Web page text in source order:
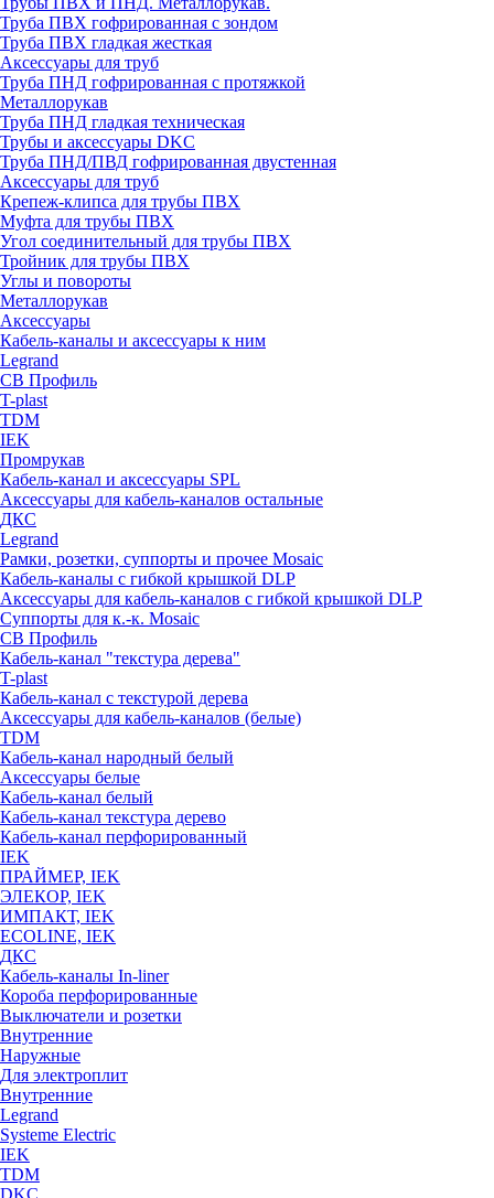
Труба ПВХ гофрированная с зондом
Труба ПВХ гладкая жесткая
Аксессуары для труб
Труба ПНД гофрированная с протяжкой
Металлорукав
Труба ПНД гладкая техническая
Трубы и аксессуары DKC
Труба ПНД/ПВД гофрированная двустенная
Аксессуары для труб
Крепеж-клипса для трубы ПВХ
Муфта для трубы ПВХ
Угол соединительный для трубы ПВХ
Тройник для трубы ПВХ
Углы и повороты
Металлорукав
Аксессуары
Кабель-каналы и аксессуары к ним
Legrand
СВ Профиль
T-plast
TDM
IEK
Промрукав
Кабель-канал и аксессуары SPL
Аксессуары для кабель-каналов остальные
ДКС
Legrand
Рамки, розетки, суппорты и прочее Mosaic
Кабель-каналы с гибкой крышкой DLP
Аксессуары для кабель-каналов с гибкой крышкой DLP
Суппорты для к.-к. Mosaic
СВ Профиль
Кабель-канал "текстура дерева"
T-plast
Кабель-канал с текстурой дерева
Аксессуары для кабель-каналов (белые)
TDM
Кабель-канал народный белый
Аксессуары белые
Кабель-канал белый
Кабель-канал текстура дерево
Кабель-канал перфорированный
IEK
ПРАЙМЕР, IEK
ЭЛЕКОР, IEK
ИМПАКТ, IEK
ECOLINE, IEK
ДКС
Кабель-каналы In-liner
Короба перфорированные
Выключатели и розетки
Внутренние
Наружные
Для электроплит
Внутренние
Legrand
Systeme Electric
IEK
TDM
DKC